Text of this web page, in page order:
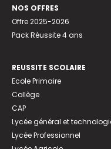
NOS OFFRES
Offre 2025-2026
Pack Réussite 4 ans
REUSSITE SCOLAIRE
Ecole Primaire
Collège
CAP
Lycée général et
Lycée Professionnel